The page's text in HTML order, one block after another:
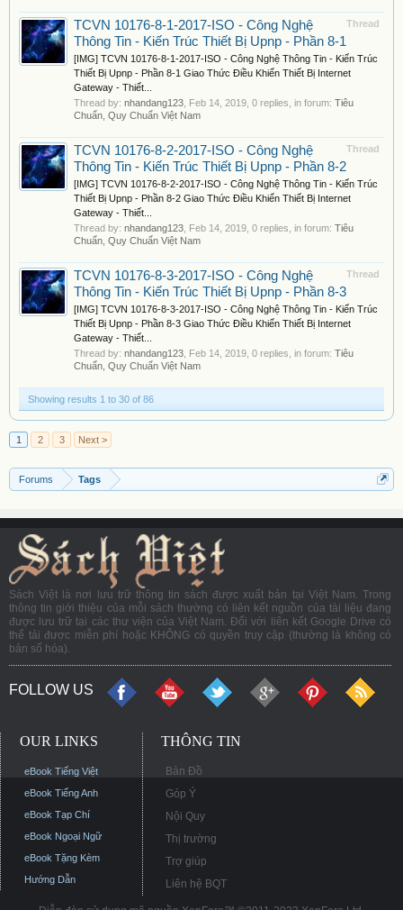
Thread
TCVN 10176-8-1-2017-ISO - Công Nghệ
Thông Tin - Kiến Trúc Thiết Bị Upnp - Phần 8-1
[IMG] TCVN 10176-8-1-2017-ISO - Công Nghệ Thông Tin - Kiến Trúc
Thiết Bị Upnp - Phần 8-1 Giao Thức Điều Khiển Thiết Bị Internet
Gateway - Thiết...
Thread by: nhandang123 Feb 14, 2019 , 0 replies, in forum: Tiêu
Chuẩn, Quy Chuẩn Việt Nam
Thread
TCVN 10176-8-2-2017-ISO - Công Nghệ
Thông Tin - Kiến Trúc Thiết Bị Upnp - Phần 8-2
[IMG] TCVN 10176-8-2-2017-ISO - Công Nghệ Thông Tin - Kiến Trúc
Thiết Bị Upnp - Phần 8-2 Giao Thức Điều Khiển Thiết Bị Internet
Gateway - Thiết...
Thread by: nhandang123 Feb 14, 2019 , 0 replies, in forum: Tiêu
Chuẩn, Quy Chuẩn Việt Nam
Thread
TCVN 10176-8-3-2017-ISO - Công Nghệ
Thông Tin - Kiến Trúc Thiết Bị Upnp - Phần 8-3
[IMG] TCVN 10176-8-3-2017-ISO - Công Nghệ Thông Tin - Kiến Trúc
Thiết Bị Upnp - Phần 8-3 Giao Thức Điều Khiển Thiết Bị Internet
Gateway - Thiết...
Thread by: nhandang123 Feb 14, 2019 , 0 replies, in forum: Tiêu
Chuẩn, Quy Chuẩn Việt Nam
Showing results 1 to 30 of 86
1 2 3 Next >
Forums Tags
Sách Việt là nơi lưu trữ thông tin sách được xuất bản tại Việt Nam. Trong
thông tin giới thiệu của mỗi sách thường có liên kết nguồn của tài liệu đang
được lưu trữ tại các thư viện của Việt Nam. Đối với liên kết Google Drive có
thể tải được miễn phí hoặc KHÔNG có quyền truy cập (thường là không có
bản số hóa).
FOLLOW US
OUR LINKS
eBook Tiếng Việt
eBook Tiếng Anh
eBook Tạp Chí
eBook Ngoại Ngữ
eBook Tặng Kèm
Hướng Dẫn
THÔNG TIN
Bản Đồ
Góp Ý
Nội Quy
Thị trường
Trợ giúp
Liên hệ BQT